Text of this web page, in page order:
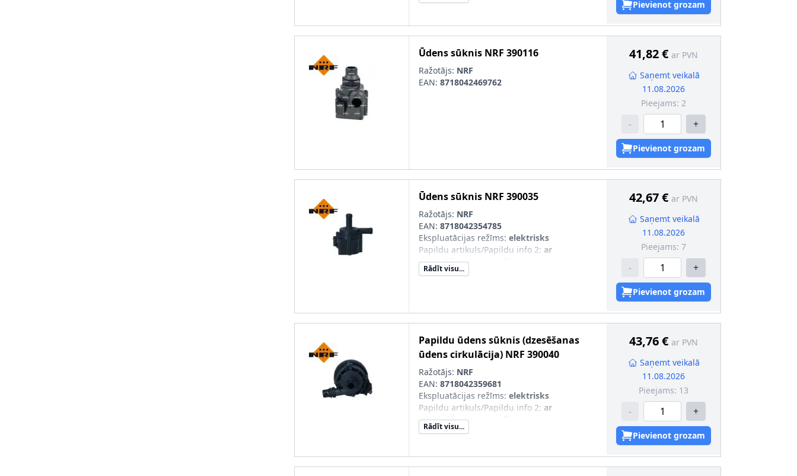
Pievienot grozam
Ūdens sūknis NRF 390116
Ražotājs: NRF
EAN: 8718042469762
41,82 € ar PVN
Saņemt veikalā
11.08.2026
Pieejams: 2
- +
Pievienot grozam
Ūdens sūknis NRF 390035
Ražotājs: NRF
EAN: 8718042354785
Ekspluatācijas režīms: elektrisks
Papildu artikuls/Papildu info 2: ar
stiprināšanas materiālu
Rādīt visu...
42,67 € ar PVN
Saņemt veikalā
11.08.2026
Pieejams: 7
- +
Pievienot grozam
Papildu ūdens sūknis (dzesēšanas
ūdens cirkulācija) NRF 390040
Ražotājs: NRF
EAN: 8718042359681
Ekspluatācijas režīms: elektrisks
Papildu artikuls/Papildu info 2: ar
stiprināšanas materiālu
Rādīt visu...
43,76 € ar PVN
Saņemt veikalā
11.08.2026
Pieejams: 13
- +
Pievienot grozam